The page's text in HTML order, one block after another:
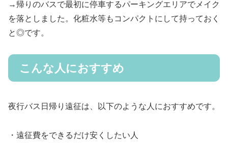
→帰りのバスで最初に停車するパーキングエリアでメイク
を落としました。化粧水等もコンパクトにして持っておく
と◎です。
こんな人におすすめ
夜行バス日帰り遠征は、以下のような人におすすめです。
・遠征費をできるだけ安くしたい人